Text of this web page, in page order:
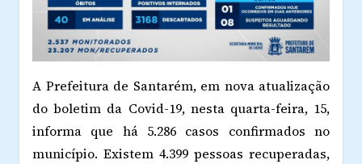
A Prefeitura de Santarém, em nova atualização
do boletim da Covid-19, nesta quarta-feira, 15,
informa que há 5.286 casos confirmados no
município. Existem 4.399 pessoas recuperadas,